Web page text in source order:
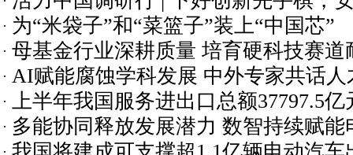
为“米袋子”和“菜篮子”装上“中国芯”
母基金行业深耕质量 培育硬科技赛道
AI赋能腐蚀学科发展 中外专家共话人
上半年我国服务进出口总额37797.5亿
多能协同释放发展潜力 数智持续赋能